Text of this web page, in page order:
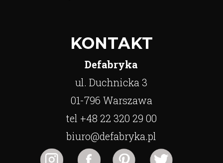
KONTAKT
Defabryka
ul. Duchnicka 3
01-796 Warszawa
tel +48 22 320 29 00
biuro@defabryka.pl